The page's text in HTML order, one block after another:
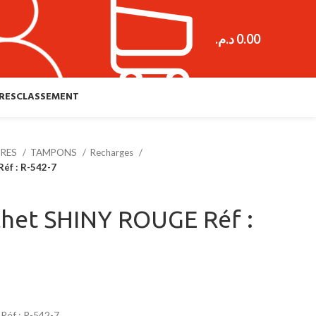
0.00د.م.
CLASSEMENT
TAMPONS
Recharges
: R-542-7
SHINY ROUGE Réf :